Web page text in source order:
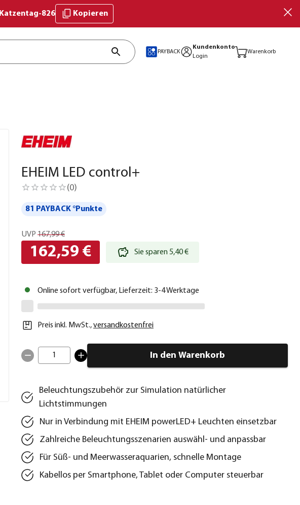
Katzentag-826 Kopieren
PAYBACK
Kundenkonto
Login
Warenkorb
EHEIM LED control+
(0)
81 PAYBACK °Punkte
UVP 167,99 €
162,59 € Sie sparen 5,40 €
Online sofort verfügbar, Lieferzeit: 3-4 Werktage
Preis inkl. MwSt.,versandkostenfrei
1 In den Warenkorb
Beleuchtungszubehör zur Simulation natürlicher
Lichtstimmungen
Nur in Verbindung mit EHEIM powerLED+ Leuchten einsetzbar
Zahlreiche Beleuchtungsszenarien auswähl- und anpassbar
Für Süß- und Meerwasseraquarien, schnelle Montage
Kabellos per Smartphone, Tablet oder Computer steuerbar